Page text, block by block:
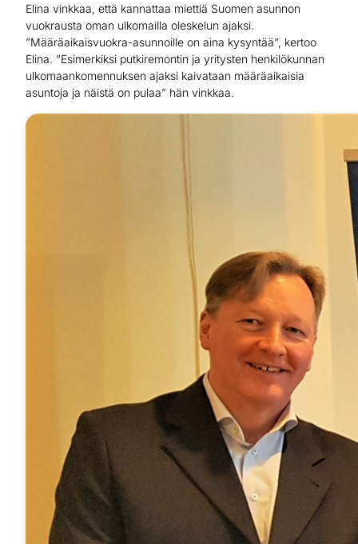
Elina vinkkaa, että kannattaa miettiä Suomen asunnon
vuokrausta oman ulkomailla oleskelun ajaksi.
”Määräaikaisvuokra-asunnoille on aina kysyntää”, kertoo
Elina. ”Esimerkiksi putkiremontin ja yritysten henkilökunnan
ulkomaankomennuksen ajaksi kaivataan määräaikaisia
asuntoja ja näistä on pulaa” hän vinkkaa.